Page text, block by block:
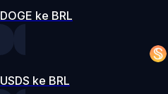
DOGE ke BRL
USDS ke BRL